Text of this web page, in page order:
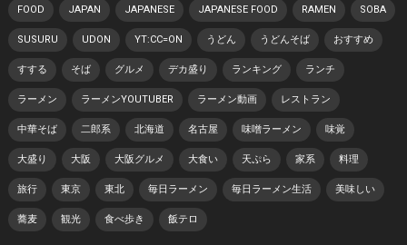
FOOD JAPAN JAPANESE JAPANESE FOOD RAMEN SOBA
SUSURU UDON YT:CC=ON うどん うどんそば おすすめ
すする そば グルメ デカ盛り ランキング ランチ
ラーメン ラーメンYOUTUBER ラーメン動画 レストラン
中華そば 二郎系 北海道 名古屋 味噌ラーメン 味覚
大盛り 大阪 大阪グルメ 大食い 天ぷら 家系 料理
旅行 東京 東北 毎日ラーメン 毎日ラーメン生活 美味しい
蕎麦 観光 食べ歩き 飯テロ